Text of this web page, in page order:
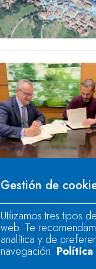
Gestión de
Utilizamos tres tipos
web. Te
analítica y de
navegación.